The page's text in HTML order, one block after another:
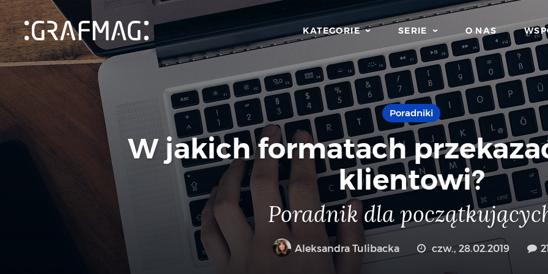
KATEGORIE SERIE O NAS
Poradniki
W jakich formatach
klientowi?
Poradnik dla
Aleksandra Tulibacka czw., 28.02.2019